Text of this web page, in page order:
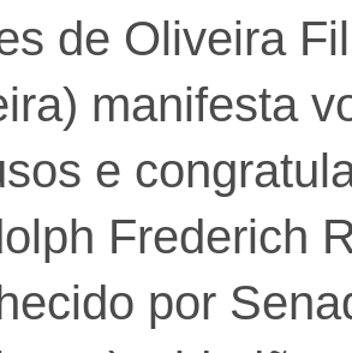
de Oliveira
manifesta
e
Frederich
por